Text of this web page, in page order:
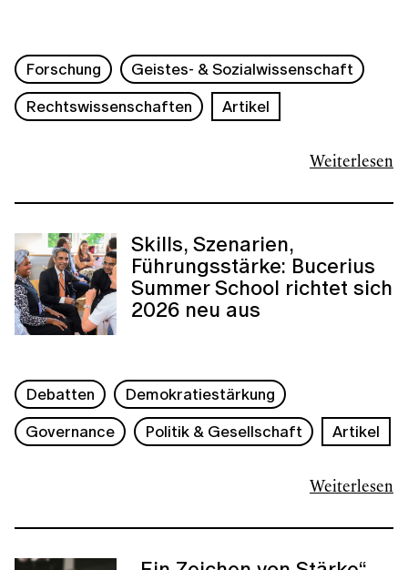
Weiterlesen
Forschung
Geistes- & Sozialwissenschaft
Rechtswissenschaften
Artikel
Skills, Szenarien,
Führungsstärke: Bucerius
Summer School richtet sich
2026 neu aus
Weiterlesen
Debatten
Demokratiestärkung
Governance
Politik & Gesellschaft Artikel